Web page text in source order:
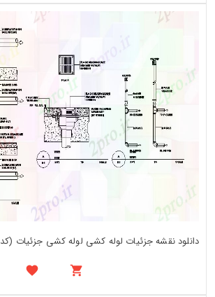
دانلود نقشه جزئیات لوله کشی لوله کشی جزئیات (کد165346)